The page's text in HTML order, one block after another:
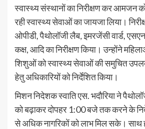
स्वास्थ्य संस्थानों का निरीक्षण कर आमजन
रही स्वास्थ्य सेवाओं का जायजा लिया।
ओपीडी, पैथोलॉजी लैब, इमरजेंसी वार्ड,
कक्ष, आदि का निरीक्षण किया। उन्होंने
शिशुओं को स्वास्थ्य सेवाओं की समुचित
हेतु अधिकारियों को निर्देशित किया।
मिशन निदेशक स्वाति एस. भदौरिया ने
को बढ़ाकर दोपहर 1:00 बजे तक करने के
से अधिक नागरिकों को लाभ मिल सके। साथ